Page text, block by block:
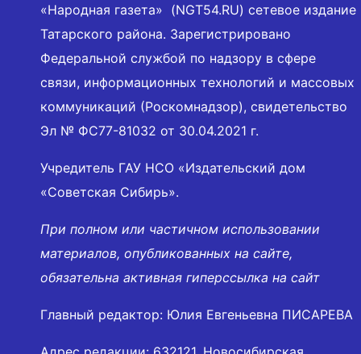
«Народная газета» (NGT54.RU) сетевое издание
Татарского района. Зарегистрировано
Федеральной службой по надзору в сфере
связи, информационных технологий и массовых
коммуникаций (Роскомнадзор), свидетельство
Эл № ФС77-81032 от 30.04.2021 г.
Учредитель ГАУ НСО «Издательский дом
«Советская Сибирь».
При полном или частичном использовании
материалов, опубликованных на сайте,
обязательна активная гиперссылка на сайт
Главный редактор: Юлия Евгеньевна ПИСАРЕВА